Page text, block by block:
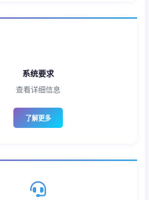
系统要求
查看详细信息
了解更多